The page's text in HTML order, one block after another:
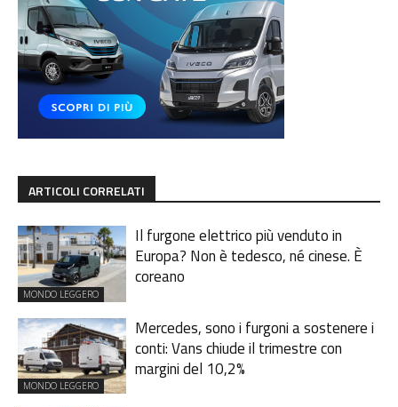
ARTICOLI CORRELATI
MONDO LEGGERO
Il furgone elettrico più venduto in
Europa? Non è tedesco, né cinese. È
coreano
MONDO LEGGERO
Mercedes, sono i furgoni a sostenere i
conti: Vans chiude il trimestre con
margini del 10,2%